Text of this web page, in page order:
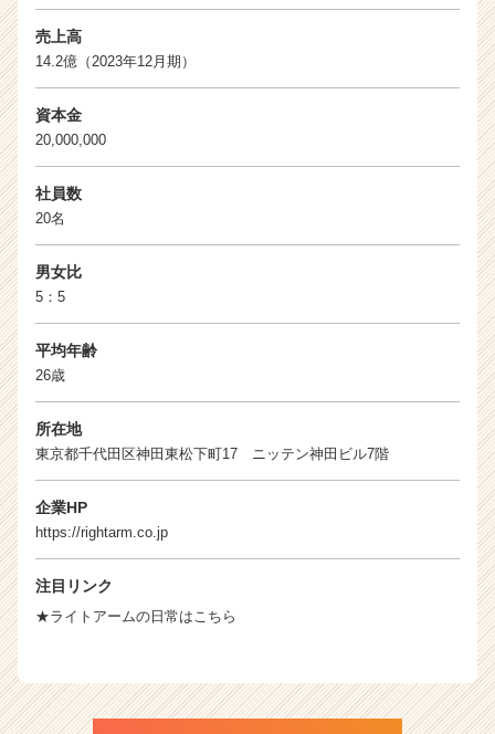
売上高
14.2億（2023年12月期）
資本金
20,000,000
社員数
20名
男女比
5：5
平均年齢
26歳
所在地
東京都千代田区神田東松下町17 ニッテン神田ビル7階
企業HP
https://rightarm.co.jp
注目リンク
★ライトアームの日常はこちら